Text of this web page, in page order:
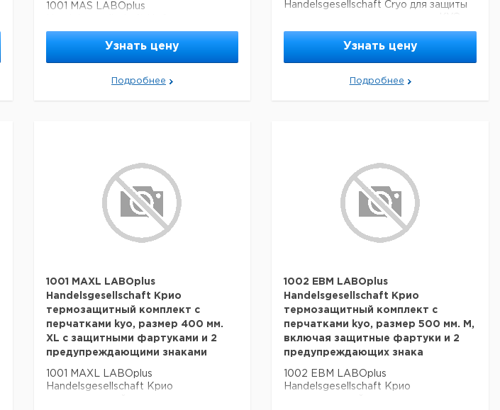
1001 MAS LABOplus
защиты от криогенных температур с
перчатками KYO размером 400 мм. S
Узнать цену
Подробнее
Handelsgesellschaft Cryo для защиты
размер 400 мм. М, включая защитные
фартуки и 2 предупреждающих знака
Узнать цену
Подробнее
1001 MAXL LABOplus
Handelsgesellschaft Крио
термозащитный комплект с
перчатками kyo, размер 400 мм.
XL с защитными фартуками и 2
предупреждающими знаками
1001 MAXL LABOplus
Handelsgesellschaft Крио
1002 EBM LABOplus
Handelsgesellschaft Крио
термозащитный комплект с
перчатками kyo, размер 500 мм. М,
включая защитные фартуки и 2
предупреждающих знака
1002 EBM LABOplus
Handelsgesellschaft Крио